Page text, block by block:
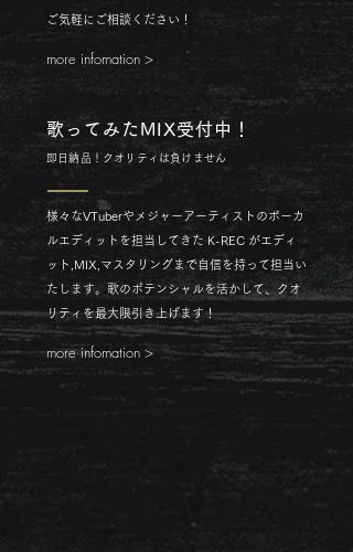
​ご気軽にご相談ください！
more infomation >
歌ってみたMIX受付中！
即日納品！クオリティは負けません
様々なVTuberやメジャーアーティストのボーカ
ルエディットを担当してきた K-REC がエディ
ット,MIX,マスタリングまで自信を持って担当い
たします。歌のポテンシャルを活かして、クオ
リティを最大限引き上げます！
more infomation >